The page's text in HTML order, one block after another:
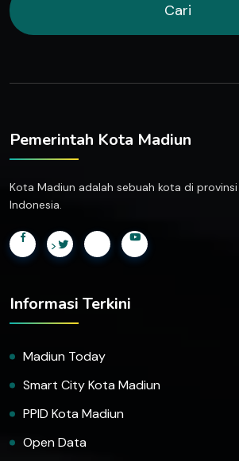
Cari
Pemerintah Kota Madiun
Kota Madiun adalah sebuah kota di provinsi
Indonesia.
>
Informasi Terkini
Madiun Today
Smart City Kota Madiun
PPID Kota Madiun
Open Data